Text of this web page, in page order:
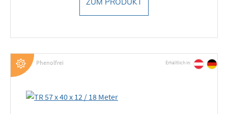
Phenolfrei Erhältlich in: